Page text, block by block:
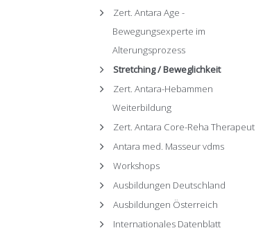
Zert. Antara Age -
Bewegungsexperte im
Alterungsprozess
Stretching / Beweglichkeit
Zert. Antara-Hebammen
Weiterbildung
Zert. Antara Core-Reha Therapeut
Antara med. Masseur vdms
Workshops
Ausbildungen Deutschland
Ausbildungen Österreich
Internationales Datenblatt